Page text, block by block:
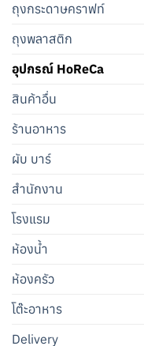
ถุงกระดาษคราฟท์
ถุงพลาสติก
อุปกรณ์ HoReCa
สินค้าอื่น
ร้านอาหาร
ผับ บาร์
สำนักงาน
โรงแรม
ห้องน้ำ
ห้องครัว
โต๊ะอาหาร
Delivery